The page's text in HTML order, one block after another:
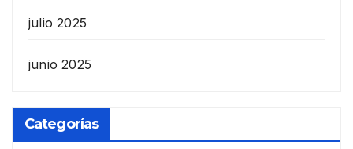
julio 2025
junio 2025
Categorías